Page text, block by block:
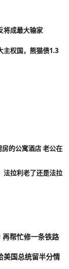
将成最大输家
主权国，熊猫债1.3
的公寓酒店 老公在
法拉利老了还是法拉
帮忙修一条铁路
美国总统留半分情